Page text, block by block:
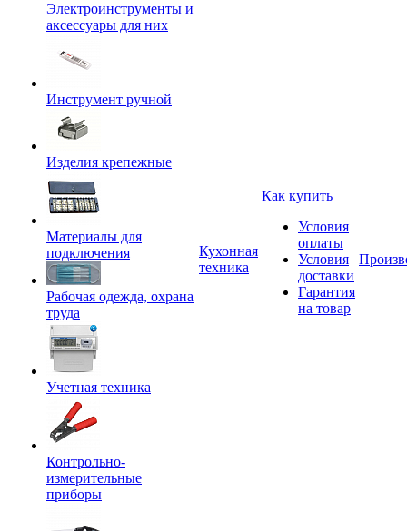
Электроинструменты и
аксессуары для них
Инструмент ручной
Изделия крепежные
Материалы для
подключения
Рабочая одежда, охрана
труда
Учетная техника
Контрольно-
измерительные
приборы
Кухонная
техника
Как купить
Условия
оплаты
Условия
доставки
Гарантия
на товар